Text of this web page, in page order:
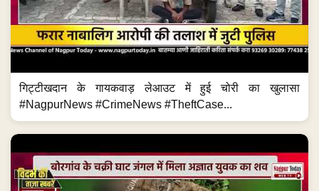
गिट्टीखदान के गायकवाड़ लेआउट में हुई चोरी का खुलासा
#NagpurNews #CrimeNews #TheftCase...